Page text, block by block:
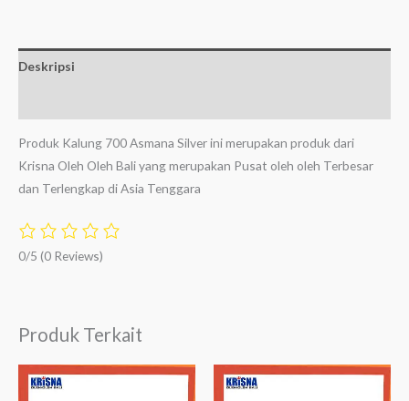
Deskripsi
Produk Kalung 700 Asmana Silver ini merupakan produk dari
Krisna Oleh Oleh Bali yang merupakan Pusat oleh oleh Terbesar
dan Terlengkap di Asia Tenggara
0/5 (0 Reviews)
Produk Terkait